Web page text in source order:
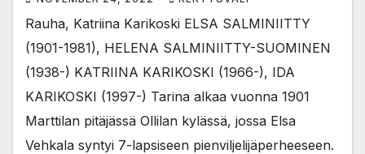
Rauha, Katriina Karikoski ELSA SALMINIITTY
(1901-1981), HELENA SALMINIITTY-SUOMINEN
(1938-) KATRIINA KARIKOSKI (1966-), IDA
KARIKOSKI (1997-) Tarina alkaa vuonna 1901
Marttilan pitäjässä Ollilan kylässä, jossa Elsa
Vehkala syntyi 7-lapsiseen pienviljelijäperheeseen.